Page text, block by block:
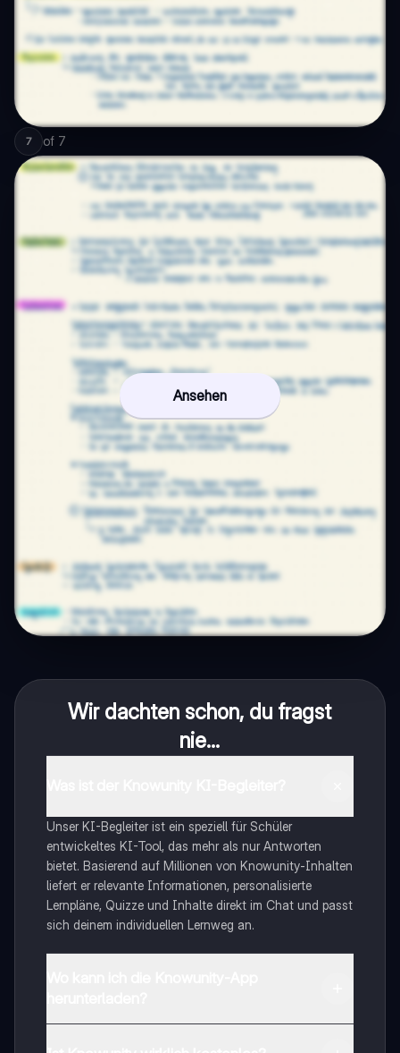
7 of 7
Ansehen
Wir dachten schon, du fragst
nie...
Unser KI-Begleiter ist ein speziell für Schüler
entwickeltes KI-Tool, das mehr als nur Antworten
bietet. Basierend auf Millionen von Knowunity-Inhalten
liefert er relevante Informationen, personalisierte
Lernpläne, Quizze und Inhalte direkt im Chat und passt
sich deinem individuellen Lernweg an.